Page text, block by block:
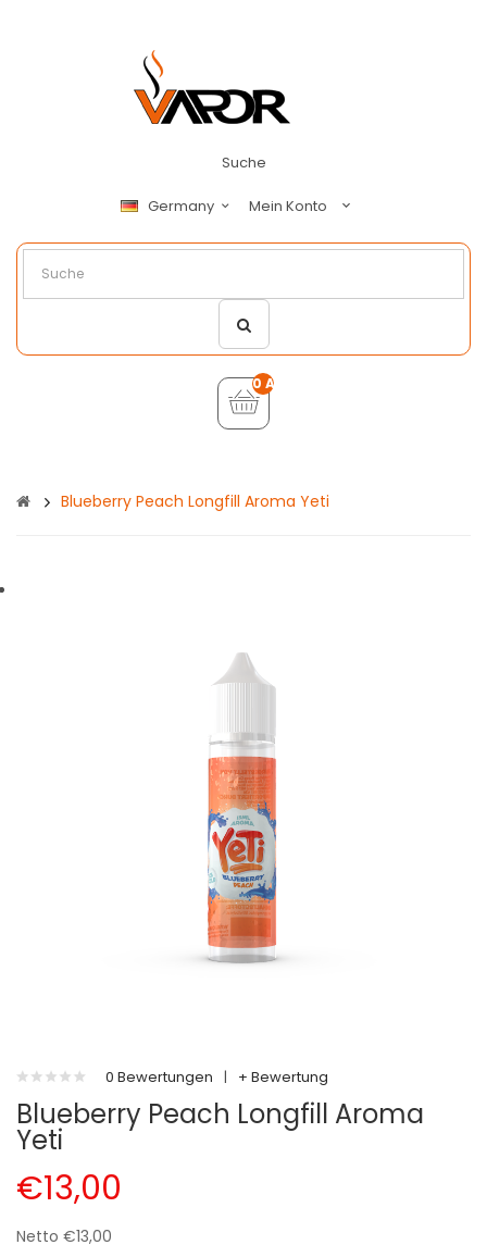
Suche
Germany Mein Konto
0 Artikel - €0,00
Blueberry Peach Longfill Aroma Yeti
0 Bewertungen | + Bewertung
Blueberry Peach Longfill Aroma
Yeti
€13,00
Netto €13,00